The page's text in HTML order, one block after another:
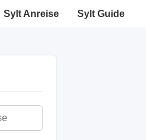
Sylt Anreise Sylt Guide